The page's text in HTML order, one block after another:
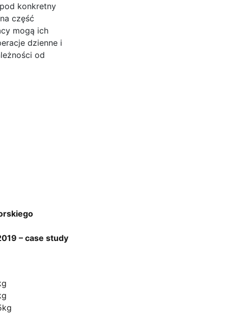
konkretny
część
mogą ich
dzienne i
od
– case study